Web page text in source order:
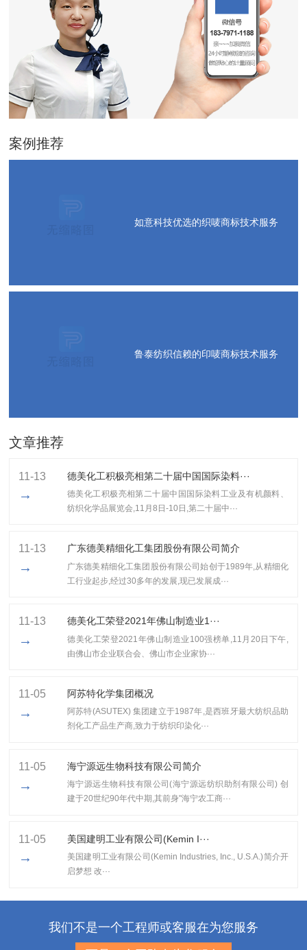
案例推荐
如意科技优选的织唛商标技术服务
鲁泰纺织信赖的印唛商标技术服务
文章推荐
11-13
→
德美化工积极亮相第二十届中国国际染料···
德美化工积极亮相第二十届中国国际染料工业及有机颜料、
纺织化学品展览会,11月8日-10日,第二十届中···
11-13
→
广东德美精细化工集团股份有限公司简介
广东德美精细化工集团股份有限公司始创于1989年,从精细化
工行业起步,经过30多年的发展,现已发展成···
11-13
→
​德美化工荣登2021年佛山制造业1···
​德美化工荣登2021年佛山制造业100强榜单,11月20日下午,
由佛山市企业联合会、佛山市企业家协···
11-05
→
阿苏特化学集团概况
阿苏特(ASUTEX) 集团建立于1987年,是西班牙最大纺织品助
剂化工产品生产商,致力于纺织印染化···
11-05
→
海宁源远生物科技有限公司简介
海宁源远生物科技有限公司(海宁源远纺织助剂有限公司) 创
建于20世纪90年代中期,其前身"海宁农工商···
11-05
→
美国建明工业有限公司(Kemin I···
美国建明工业有限公司(Kemin Industries, Inc., U.S.A.)简介开
启梦想 改···
我们不是一个工程师或客服在为您服务